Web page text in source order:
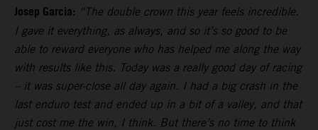
Josep Garcia: “The double crown this year feels incredible.
I gave it everything, as always, and so it’s so good to be
able to reward everyone who has helped me along the way
with results like this. Today was a really good day of racing
– it was super-close all day again. I had a big crash in the
last enduro test and ended up in a bit of a valley, and that
just cost me the win, I think. But there’s no time to think